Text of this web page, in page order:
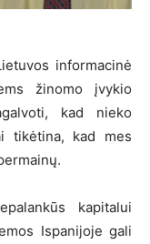
informacinė
žinomo įvykio
kad nieko
tikėtina, kad mes
kapitalui
Ispanijoje gali